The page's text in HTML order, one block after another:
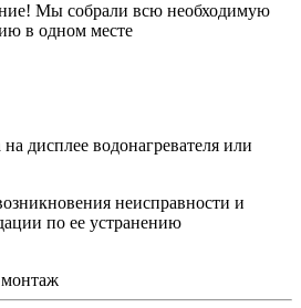
Мы собрали всю необходимую
в одном месте
дисплее водонагревателя или
неисправности и
по ее устранению
монтаж